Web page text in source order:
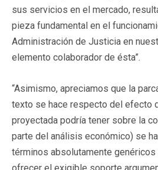
sus servicios en el mercado,
pieza fundamental en el
Administración de Justicia en
elemento colaborador de ésta”.
“Asimismo, apreciamos que la
texto se hace respecto del efecto
proyectada podría tener sobre la
parte del análisis económico) se
términos absolutamente
ofrecer el exigible soporte